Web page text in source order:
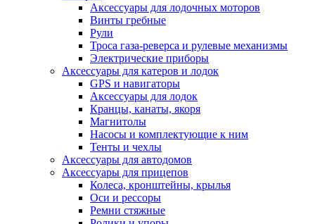
Аксессуары для лодочных моторов
Винты гребные
Рули
Троса газа-реверса и рулевые механизмы
Электрические приборы
Аксессуары для катеров и лодок
GPS и навигаторы
Аксессуары для лодок
Кранцы, канаты, якоря
Магнитолы
Насосы и комплектующие к ним
Тенты и чехлы
Аксессуары для автодомов
Аксессуары для прицепов
Колеса, кронштейны, крылья
Оси и рессоры
Ремни стяжные